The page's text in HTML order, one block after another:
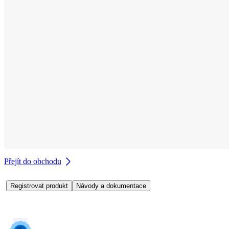
Přejít do obchodu
Registrovat produkt Návody a dokumentace